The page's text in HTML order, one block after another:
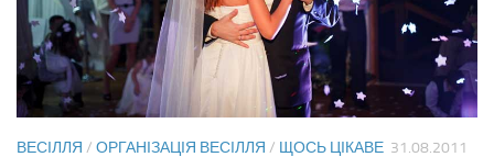
ВЕСІЛЛЯ / ОРГАНІЗАЦІЯ ВЕСІЛЛЯ / ЩОСЬ ЦІКАВЕ 31.08.2011